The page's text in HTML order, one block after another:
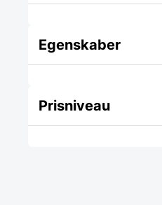
Egenskaber
Prisniveau